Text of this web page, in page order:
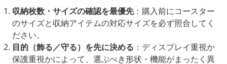
収納枚数・サイズの確認を最優先：購入前にコースター
のサイズと収納アイテムの対応サイズを必ず照合してく
ださい。
目的（飾る／守る）を先に決める ：ディスプレイ重視か
保護重視かによって、選ぶべき形状・機能がまったく異